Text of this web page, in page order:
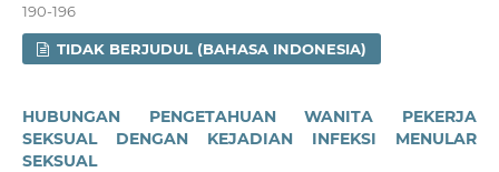
190-196
TIDAK BERJUDUL (BAHASA INDONESIA)
HUBUNGAN PENGETAHUAN WANITA PEKERJA
SEKSUAL DENGAN KEJADIAN INFEKSI MENULAR
SEKSUAL